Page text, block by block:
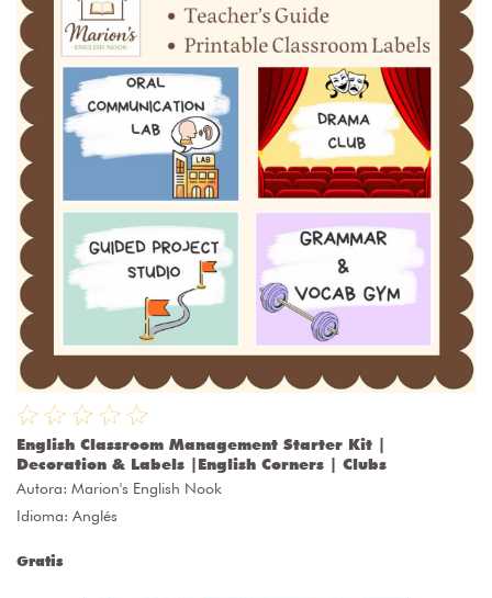
English Classroom Management Starter Kit |
Decoration & Labels |English Corners | Clubs
Autora: Marion's English Nook
Idioma: Anglés
Gratis